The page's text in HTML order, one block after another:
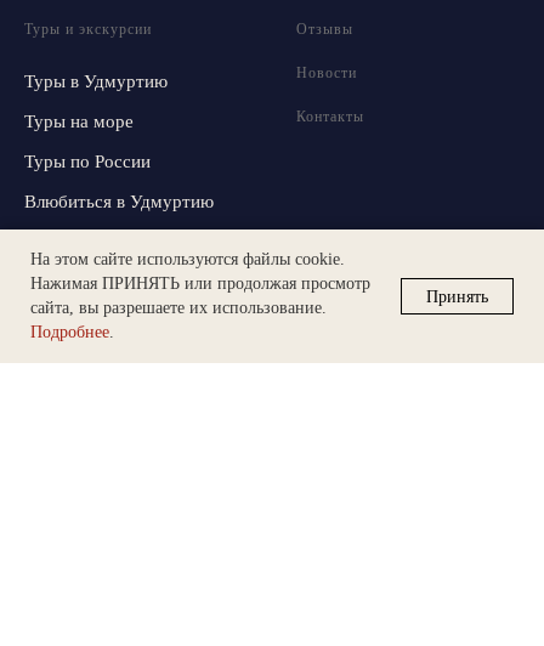
Туры и экскурсии
Туры в Удмуртию
Туры на море
Туры по России
Влюбиться в Удмуртию
Отзывы
Новости
Контакты
Оплата и доставка
На этом сайте используются файлы cookie.
Нажимая ПРИНЯТЬ или продолжая просмотр
сайта, вы разрешаете их использование.
Подробнее.
Принять